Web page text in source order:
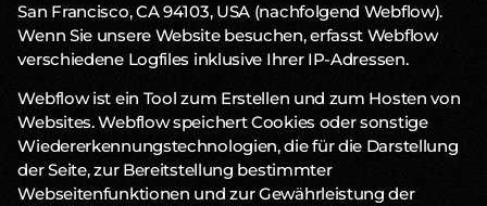
San Francisco, CA 94103, USA (nachfolgend Webflow).
Wenn Sie unsere Website besuchen, erfasst Webflow
verschiedene Logfiles inklusive Ihrer IP-Adressen.
Webflow ist ein Tool zum Erstellen und zum Hosten von
Websites. Webflow speichert Cookies oder sonstige
Wiedererkennungstechnologien, die für die Darstellung
der Seite, zur Bereitstellung bestimmter
Webseitenfunktionen und zur Gewährleistung der